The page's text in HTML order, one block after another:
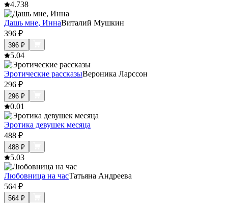
4.738
Дашь мне, ИннаВиталий Мушкин
396 ₽
396 ₽
5.04
Эротические рассказыВероника Ларссон
296 ₽
296 ₽
0.01
Эротика девушек месяца
488 ₽
488 ₽
5.03
Любовница на часТатьяна Андреева
564 ₽
564 ₽